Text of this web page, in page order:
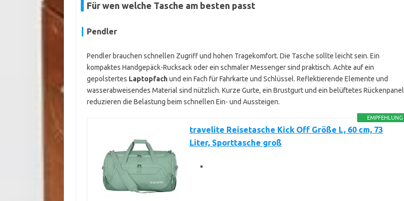
Für wen welche Tasche am besten passt
Pendler
Pendler brauchen schnellen Zugriff und hohen Tragekomfort. Die Tasche sollte leicht sein. Ein
kompaktes Handgepäck-Rucksack oder ein schmaler Messenger sind praktisch. Achte auf ein
gepolstertes Laptopfachund ein Fach für Fahrkarte und Schlüssel. Reflektierende Elemente und
wasserabweisendes Material sind nützlich. Kurze Gurte, ein Brustgurt und ein belüftetes Rückenpanel
reduzieren die Belastung beim schnellen Ein- und Aussteigen.
EMPFEHLUNG
travelite Reisetasche Kick Off Größe L, 60 cm, 73
Liter, Sporttasche groß